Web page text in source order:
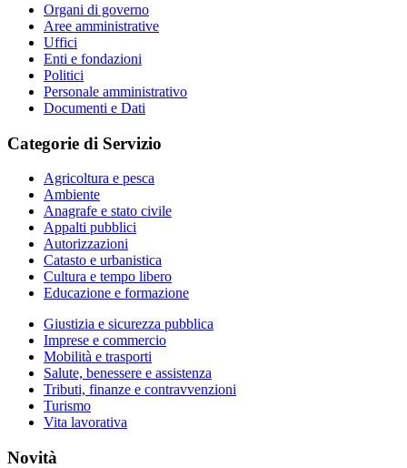
Organi di governo
Aree amministrative
Uffici
Enti e fondazioni
Politici
Personale amministrativo
Documenti e Dati
Categorie di Servizio
Agricoltura e pesca
Ambiente
Anagrafe e stato civile
Appalti pubblici
Autorizzazioni
Catasto e urbanistica
Cultura e tempo libero
Educazione e formazione
Giustizia e sicurezza pubblica
Imprese e commercio
Mobilità e trasporti
Salute, benessere e assistenza
Tributi, finanze e contravvenzioni
Turismo
Vita lavorativa
Novità